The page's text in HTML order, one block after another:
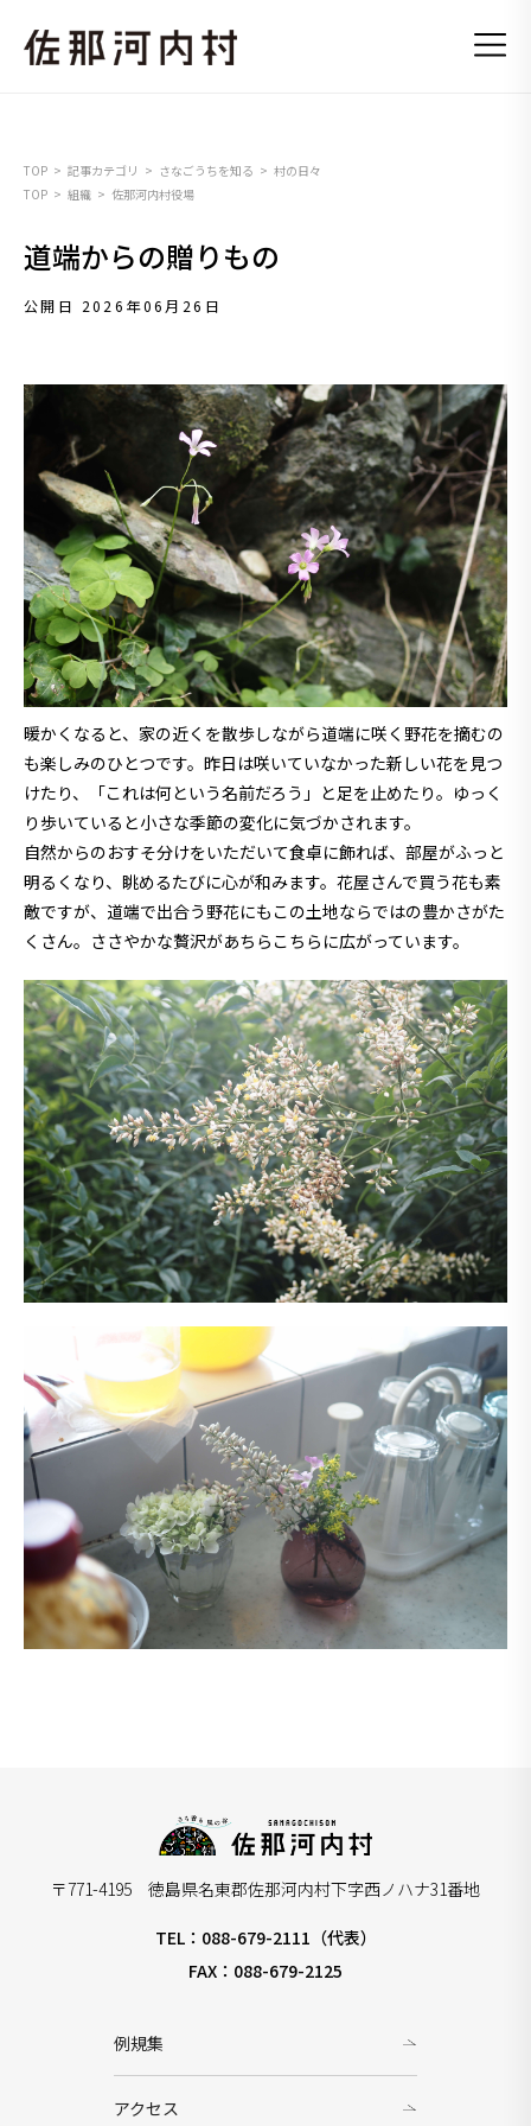
TOP 記事カテゴリ さなごうちを知る
村の日々
TOP
組織 佐那河内村役場
道端からの贈りもの
公開日 2026年06月26日
暖かくなると、家の近くを散歩しながら道端に咲く野花を摘むの
も楽しみのひとつです。昨日は咲いていなかった新しい花を見つ
けたり、「これは何という名前だろう」と足を止めたり。ゆっく
り歩いていると小さな季節の変化に気づかされます。
自然からのおすそ分けをいただいて食卓に飾れば、部屋がふっと
明るくなり、眺めるたびに心が和みます。花屋さんで買う花も素
敵ですが、道端で出合う野花にもこの土地ならではの豊かさがた
くさん。ささやかな贅沢があちらこちらに広がっています。
〒771-4195 徳島県名東郡佐那河内村下字西ノハナ31番地
TEL：088-679-2111（代表）
FAX：088-679-2125
例規集
アクセス